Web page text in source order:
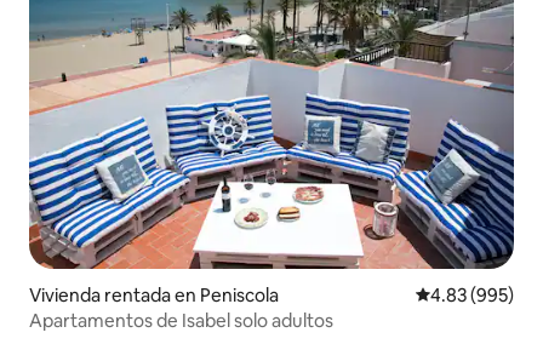
Vivienda rentada en Peniscola Calificación
4.83 (995)
Apartamentos de Isabel solo adultos